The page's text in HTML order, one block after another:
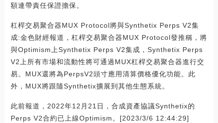
額連帶責任保證擔保。
杠桿交易聚合器MUX Protocol將與Synthetix Perps V2集
成:金色財經報道，杠桿交易聚合器MUX Protocol發推稱，將
與Optimism上Synthetix Perps V2集成，Synthetix Perps
V2上所有市場和流動性將可通過MUX杠桿交易聚合器進行交
易。MUX還將為PerpsV2頭寸應用清算價格優化功能。此
外，MUX將跟隨Synthetix擴展到其他生態系統。
此前報道，2022年12月21日，合成資產協議Synthetix的
Perps V2合約已上線Optimism。[2023/3/6 12:44:29]